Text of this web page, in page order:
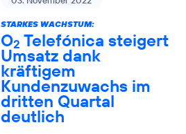
STARKES WACHSTUM:
O2 Telefónica steigert
Umsatz dank
kräftigem
Kundenzuwachs im
dritten Quartal
deutlich